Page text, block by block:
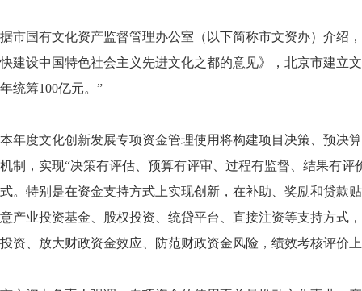
据市国有文化资产监督管理办公室（以下简称市文资办）介绍
快建设中国特色社会主义先进文化之都的意见》，北京市建立
年统筹100亿元。”
本年度文化创新发展专项资金管理使用将构建项目决策、预决
机制，实现“决策有评估、预算有评审、过程有监督、结果有
式。特别是在资金支持方式上实现创新，在补助、奖励和贷款
意产业投资基金、股权投资、统贷平台、直接注资等支持方式
投资、放大财政资金效应、防范财政资金风险，绩效考核评价